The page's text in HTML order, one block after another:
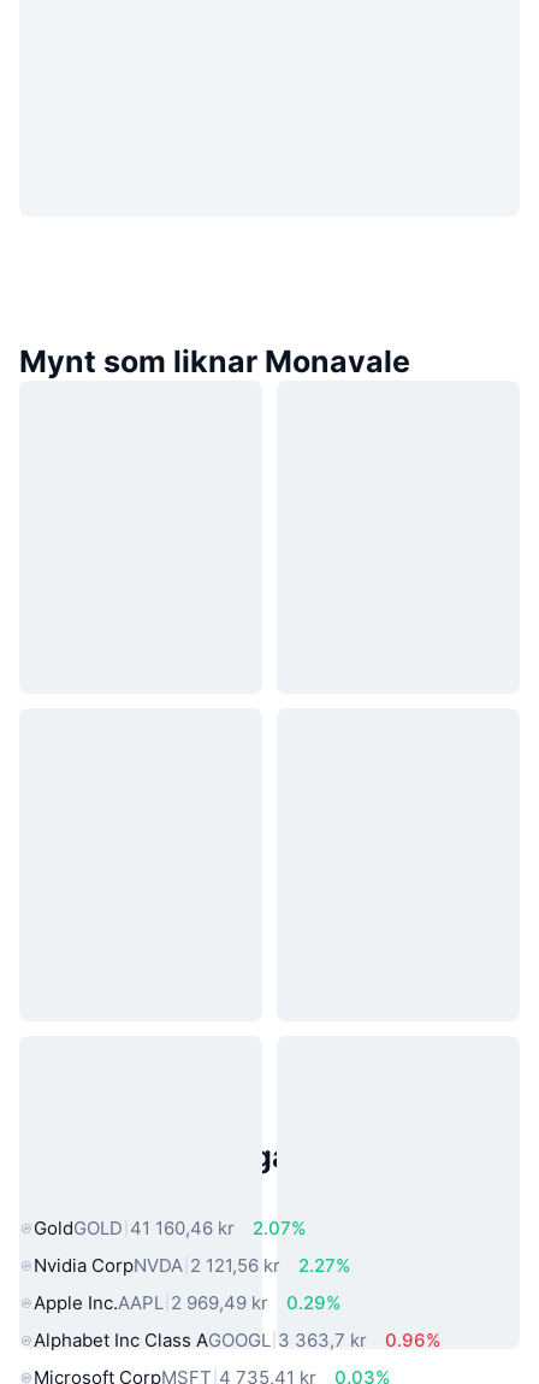
Mynt som liknar Monavale
Populära tillgångar från den
GoldGOLD 41 160,46 kr
2.07%
Nvidia CorpNVDA 2 121,56 kr
2.27%
Apple Inc.AAPL 2 969,49 kr
0.29%
Alphabet Inc Class AGOOGL 3 363,7 kr
0.96%
Microsoft CorpMSFT 4 735,41 kr 0.03%